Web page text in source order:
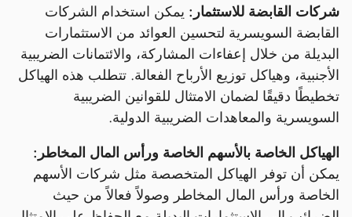
شركات القابضة للاستثمار: يمكن استخدام الشركات
القابضة السويسرية لتحسين العوائد من الاستثمارات
البديلة من خلال إعفاءات المشاركة، والائتمانات الضريبية
الأجنبية، وهياكل توزيع الأرباح الفعالة. تتطلب هذه الهياكل
تخطيطًا دقيقًا لضمان الامتثال للقوانين الضريبية
السويسرية والمعاهدات الضريبية الدولية.
الهياكل الخاصة بالأسهم الخاصة ورأس المال المخاطر:
يمكن أن توفر الهياكل المتخصصة مثل شركات الأسهم
الخاصة ورأس المال المخاطر وصولاً فعالاً من حيث